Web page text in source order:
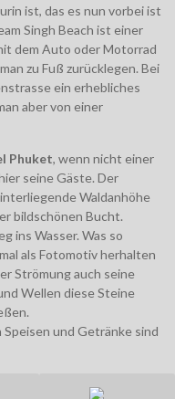
ist, das es nun vorbei ist
Singh Beach ist einer
dem Auto oder Motorrad
zu Fuß zurücklegen. Bei
ein erhebliches
aber von einer
Phuket, wenn nicht einer
seine Gäste. Der
Waldanhöhe
bildschönen Bucht.
ins Wasser. Was so
als Fotomotiv herhalten
Strömung auch seine
Wellen diese Steine
und Getränke sind